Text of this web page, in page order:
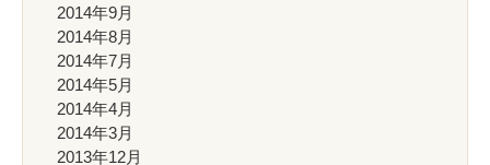
2014年9月
2014年8月
2014年7月
2014年5月
2014年4月
2014年3月
2013年12月